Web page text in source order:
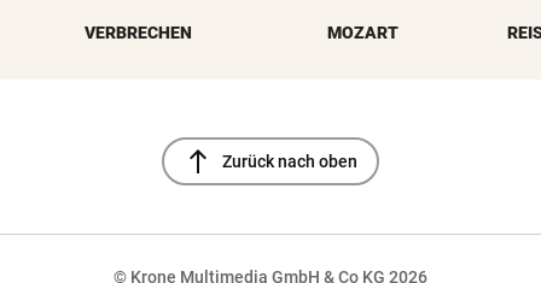
VERBRECHEN MOZART
north Zurück nach oben
© Krone Multimedia GmbH & Co KG 2026